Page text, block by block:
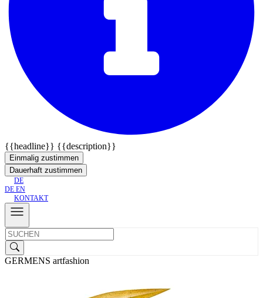
{{headline}} {{description}}
Einmalig zustimmen
Dauerhaft zustimmen
DE
DE EN
KONTAKT
GERMENS artfashion